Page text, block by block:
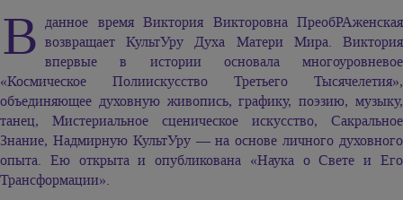
В данное время Виктория Викторовна ПреобРАженская
возвращает КультУру Духа Матери Мира. Виктория
впервые в истории основала многоуровневое
«Космическое Полиискусство Третьего Тысячелетия»,
объединяющее духовную живопись, графику, поэзию, музыку,
танец, Мистериальное сценическое искусство, Сакральное
Знание, Надмирную КультУру — на основе личного духовного
опыта. Ею открыта и опубликована «Наука о Свете и Его
Трансформации».